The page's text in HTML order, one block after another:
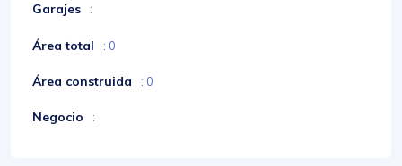
Garajes :
Área total : 0
Área construida : 0
Negocio :